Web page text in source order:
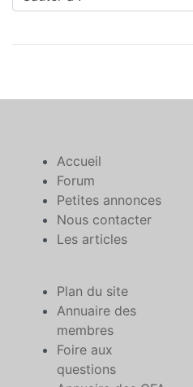
Accueil
Forum
Petites annonces
Nous contacter
Les articles
Plan du site
Annuaire des
membres
Foire aux
questions